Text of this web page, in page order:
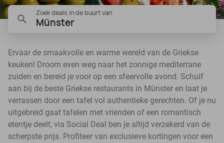
Zoek deals in de buurt van
Münster
Ervaar de smaakvolle en warme wereld van de Griekse
keuken! Droom even weg naar het zonnige mediterrane
zuiden en bereid je voor op een sfeervolle avond. Schuif
aan bij de beste Griekse restaurants in Münster en laat je
verrassen door een tafel vol authentieke gerechten. Of je nu
uitgebreid gaat tafelen met vrienden of een romantisch
etentje deelt, via Social Deal ben je altijd verzekerd van de
scherpste prijs. Profiteer van exclusieve kortingen voor een